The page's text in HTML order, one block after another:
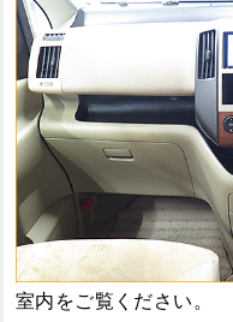
室内をご覧ください。